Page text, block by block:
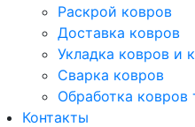
Раскрой ковров
Доставка ковров
Укладка ковров и
Сварка ковров
Обработка ковров
Контакты